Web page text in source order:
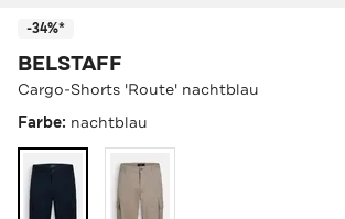
-34%*
BELSTAFF
Cargo-Shorts 'Route' nachtblau
Farbe: nachtblau